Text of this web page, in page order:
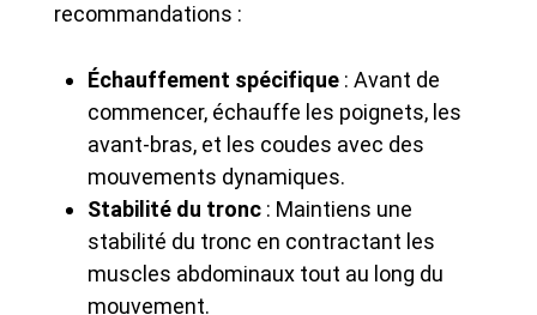
recommandations :
Échauffement spécifique : Avant de
commencer, échauffe les poignets, les
avant-bras, et les coudes avec des
mouvements dynamiques.
Stabilité du tronc : Maintiens une
stabilité du tronc en contractant les
muscles abdominaux tout au long du
mouvement.